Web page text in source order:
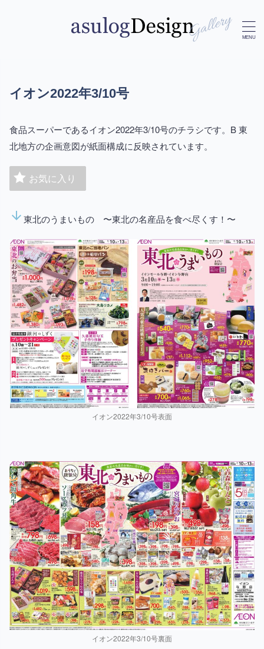
イオン2022年3/10号
食品スーパーであるイオン2022年3/10号のチラシです。B 東
北地方の企画意図が紙面構成に反映されています。
お気に入り
arrow_downward東北のうまいもの 〜東北の名産品を食べ尽くす！〜
イオン2022年3/10号表面
イオン2022年3/10号裏面